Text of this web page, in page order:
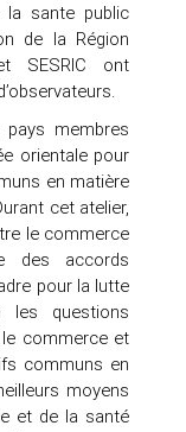
la sante public
de la Région
SESRIC ont
membres
orientale pour
en matière
cet atelier,
le commerce
des accords
pour la lutte
les questions
commerce et
communs en
moyens
et de la santé